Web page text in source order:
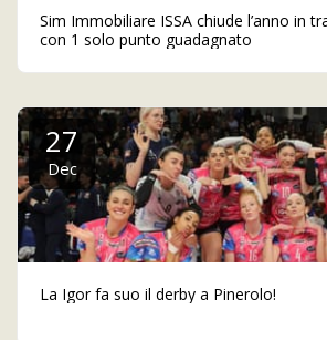
Sim Immobiliare ISSA chiude l’anno in
con 1 solo punto guadagnato
27
Dec
La Igor fa suo il derby a Pinerolo!